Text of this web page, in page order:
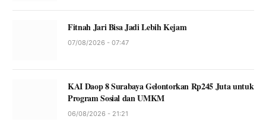
Fitnah Jari Bisa Jadi Lebih Kejam
07/08/2026 - 07:47
KAI Daop 8 Surabaya Gelontorkan Rp245 Juta untuk
Program Sosial dan UMKM
06/08/2026 - 21:21